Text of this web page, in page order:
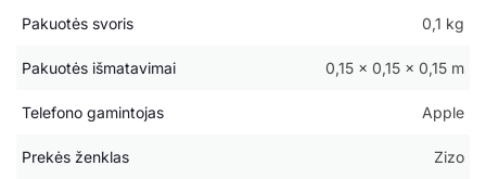
Pakuotės svoris 0,1 kg
Pakuotės išmatavimai 0,15 × 0,15 × 0,15 m
Telefono gamintojas Apple
Prekės ženklas Zizo